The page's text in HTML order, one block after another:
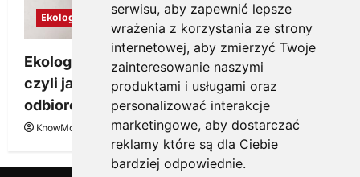
serwisu, aby zapewnić lepsze
wrażenia z korzystania ze strony
internetowej, aby zmierzyć Twoje
zainteresowanie naszymi
produktami i usługami oraz
personalizować interakcje
marketingowe, aby dostarczać
reklamy które są dla Ciebie
bardziej odpowiednie.
Ekologia
Ekologiczne gadżety reklamowe dla firmy,
czyli jak wzbudzić zainteresowanie
odbiorców
KnowMore.pl 28 grudnia, 2025 0